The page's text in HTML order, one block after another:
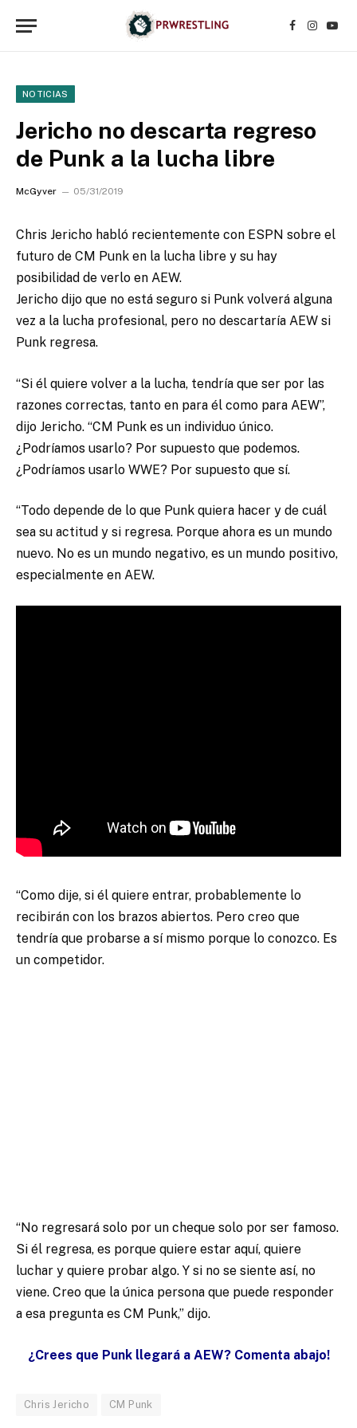
Facebook
NOTICIAS
Jericho no descarta regreso
de Punk a la lucha libre
McGyver 05/31/2019
Chris Jericho habló recientemente con ESPN sobre el
futuro de CM Punk en la lucha libre y su hay
posibilidad de verlo en AEW.
Jericho dijo que no está seguro si Punk volverá alguna
vez a la lucha profesional, pero no descartaría AEW si
Punk regresa.
“Si él quiere volver a la lucha, tendría que ser por las
razones correctas, tanto en para él como para AEW”,
dijo Jericho. “CM Punk es un individuo único.
¿Podríamos usarlo? Por supuesto que podemos.
¿Podríamos usarlo WWE? Por supuesto que sí.
“Todo depende de lo que Punk quiera hacer y de cuál
sea su actitud y si regresa. Porque ahora es un mundo
nuevo. No es un mundo negativo, es un mundo positivo,
especialmente en AEW.
“Como dije, si él quiere entrar, probablemente lo
recibirán con los brazos abiertos. Pero creo que
tendría que probarse a sí mismo porque lo conozco. Es
un competidor.
“No regresará solo por un cheque solo por ser famoso.
Si él regresa, es porque quiere estar aquí, quiere
luchar y quiere probar algo. Y si no se siente así, no
viene. Creo que la única persona que puede responder
a esa pregunta es CM Punk,” dijo.
¿Crees que Punk llegará a AEW? Comenta abajo!
Chris Jericho CM Punk